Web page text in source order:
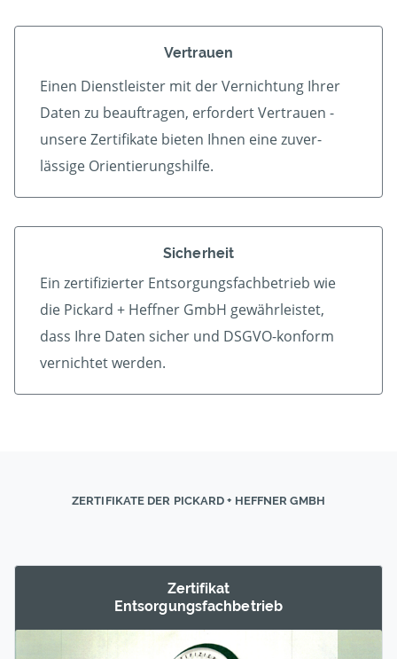
Vertrauen
Einen Dienstleister mit der Vern­ichtung Ihrer
Daten zu beauf­tragen, erfordert Vertrauen -
unsere Zerti­fikate bieten Ihnen eine zu­ver­
lässige Orientierungshilfe.
Sicherheit
Ein zertifizierter Ent­sorgungs­fach­betrieb wie
die Pickard + Heffner GmbH gewährleistet,
dass Ihre Daten sicher und DSGVO-konform
vernichtet werden.
ZERTIFIKATE DER PICKARD + HEFFNER GMBH
Zertifikat
Entsorgungs­fachbetrieb